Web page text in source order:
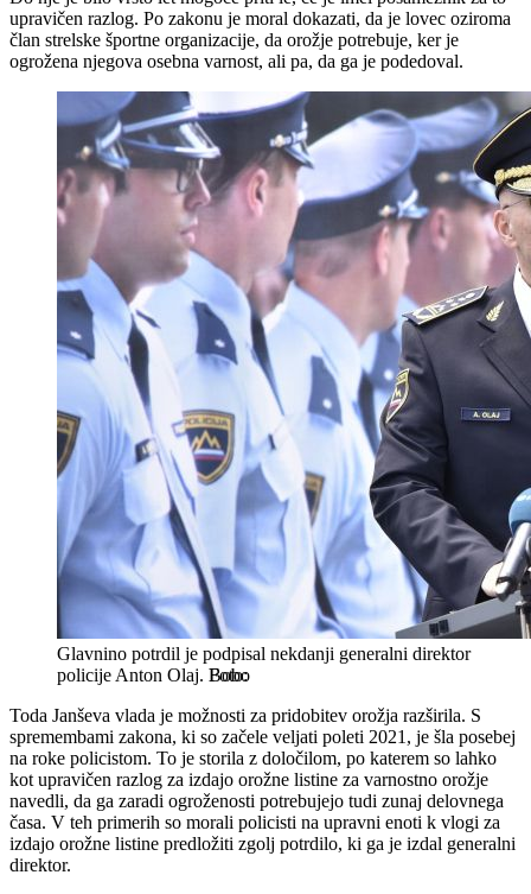
upravičen razlog. Po zakonu je moral dokazati, da je lovec oziroma
član strelske športne organizacije, da orožje potrebuje, ker je
ogrožena njegova osebna varnost, ali pa, da ga je podedoval.
Glavnino potrdil je podpisal nekdanji generalni direktor
policije Anton Olaj. Bobo
Toda Janševa vlada je možnosti za pridobitev orožja razširila. S
spremembami zakona, ki so začele veljati poleti 2021, je šla posebej
na roke policistom. To je storila z določilom, po katerem so lahko
kot upravičen razlog za izdajo orožne listine za varnostno orožje
navedli, da ga zaradi ogroženosti potrebujejo tudi zunaj delovnega
časa. V teh primerih so morali policisti na upravni enoti k vlogi za
izdajo orožne listine predložiti zgolj potrdilo, ki ga je izdal generalni
direktor.